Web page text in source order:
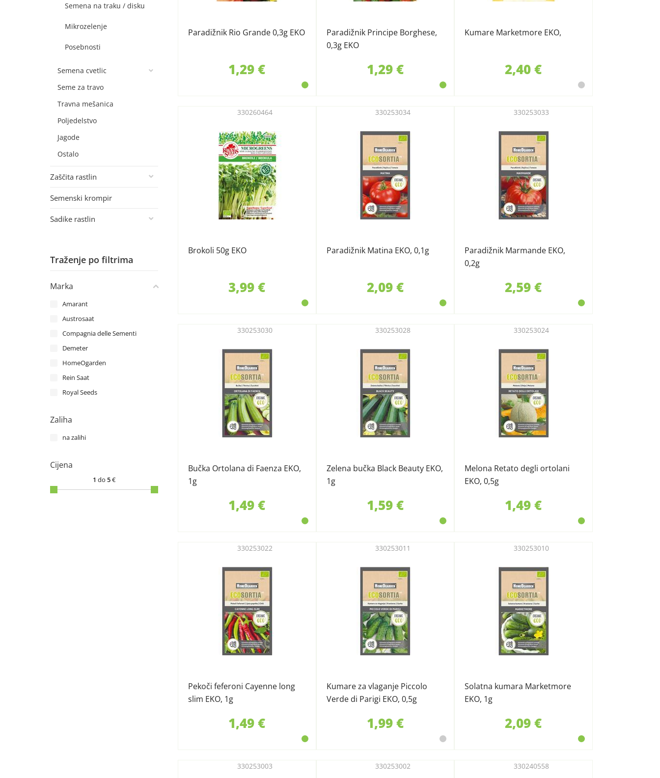
Semena na traku / disku
Mikrozelenje
Posebnosti
Semena cvetlic
Seme za travo
Travna mešanica
Poljedelstvo
Jagode
Ostalo
Zaščita rastlin
Semenski krompir
Sadike rastlin
Traženje po filtrima
Marka
Amarant
Austrosaat
Compagnia delle Sementi
Demeter
HomeOgarden
Rein Saat
Royal Seeds
Zaliha
na zalihi
Cijena
1 do 5€
Paradižnik Rio Grande 0,3g EKO
1,29 €
Paradižnik Principe Borghese,
0,3g EKO
1,29 €
Kumare Marketmore EKO,
2,40 €
Brokoli 50g EKO
330260464
3,99 €
Paradižnik Matina EKO, 0,1g
330253034
2,09 €
Paradižnik Marmande EKO,
0,2g
330253033
2,59 €
Bučka Ortolana di Faenza EKO,
1g
330253030
1,49 €
Zelena bučka Black Beauty EKO,
1g
330253028
1,59 €
Melona Retato degli ortolani
EKO, 0,5g
330253024
1,49 €
Pekoči feferoni Cayenne long
slim EKO, 1g
330253022
1,49 €
Kumare za vlaganje Piccolo
Verde di Parigi EKO, 0,5g
330253011
1,99 €
Solatna kumara Marketmore
EKO, 1g
330253010
2,09 €
330253003 330253002 330240558